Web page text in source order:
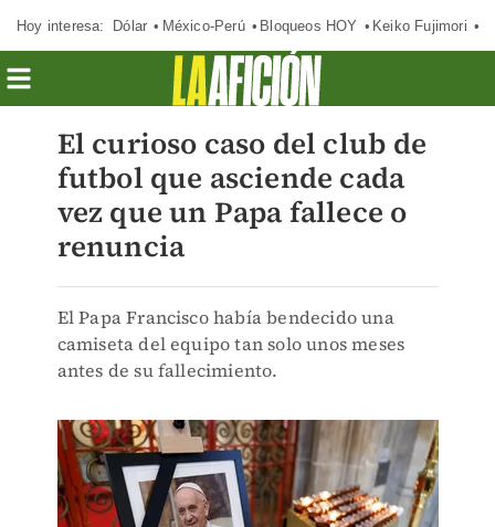
Hoy interesa: Dólar México-Perú Bloqueos HOY Keiko Fujimori
El curioso caso del club de
futbol que asciende cada
vez que un Papa fallece o
renuncia
El Papa Francisco había bendecido una
camiseta del equipo tan solo unos meses
antes de su fallecimiento.